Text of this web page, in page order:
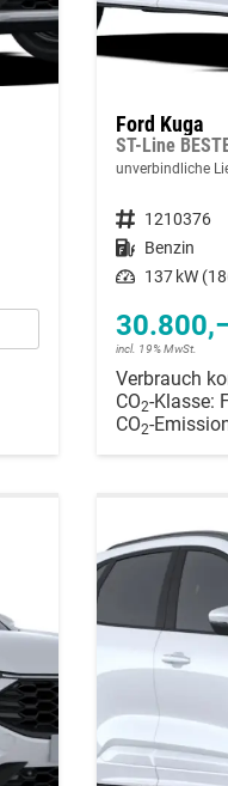
Ford Kuga
ST-Line
unverbindliche
Fahrzeugnummer 1210376
Kraftstoff Benzin
Leistung 137 kW
incl. 19% MwSt.
Verbrauch
CO2-Klasse:
CO2-